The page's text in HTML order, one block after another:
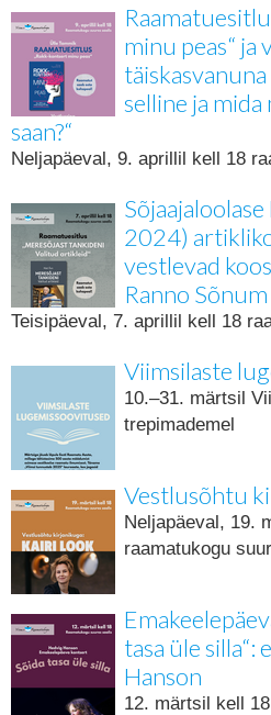
minu peas“ ja
selline ja mida
saan?“
Neljapäeval, 9. aprillil kell 18
2024)
vestlevad
Ranno Sõnum
Teisipäeval, 7. aprillil kell 18
Viimsilaste
10.–31. märtsil
trepimademel
Vestlusõhtu
Neljapäeval, 19.
raamatukogu
tasa üle silla“:
Hanson
12. märtsil kell